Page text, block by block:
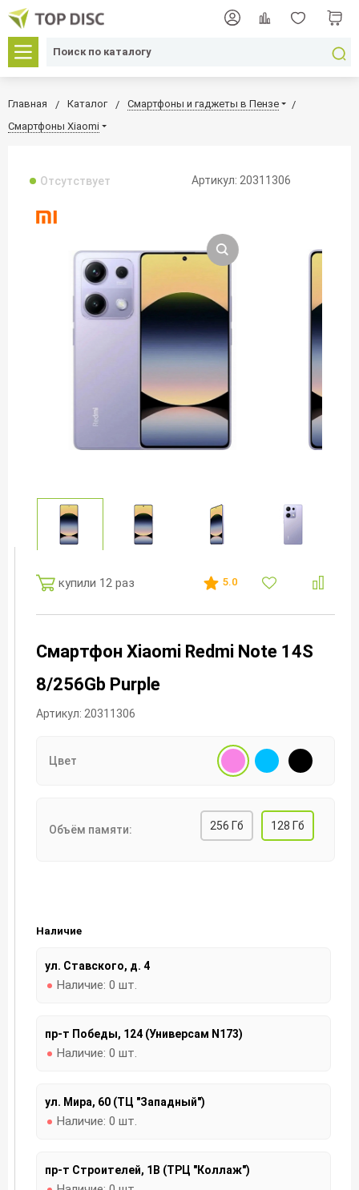
Главная Каталог
Смартфоны и гаджеты в Пензе
Смартфоны Xiaomi
Отсутствует Артикул: 20311306
купили 12 раз 5.0
Смартфон Xiaomi Redmi Note 14S
8/256Gb Purple
Артикул: 20311306
Цвет
Объём памяти: 256 Гб 128 Гб
Наличие
ул. Ставского, д. 4
Наличие: 0 шт.
пр-т Победы, 124 (Универсам N173)
Наличие: 0 шт.
ул. Мира, 60 (ТЦ "Западный")
Наличие: 0 шт.
пр-т Строителей, 1В (ТРЦ "Коллаж")